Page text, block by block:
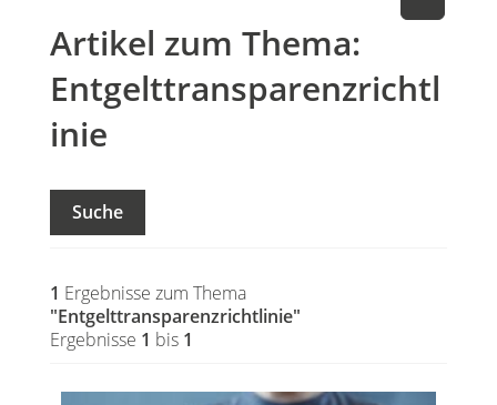
Artikel zum Thema:
Entgelttransparenzrichtl
inie
Suche
1 Ergebnisse zum Thema
"Entgelttransparenzrichtlinie"
Ergebnisse 1 bis 1